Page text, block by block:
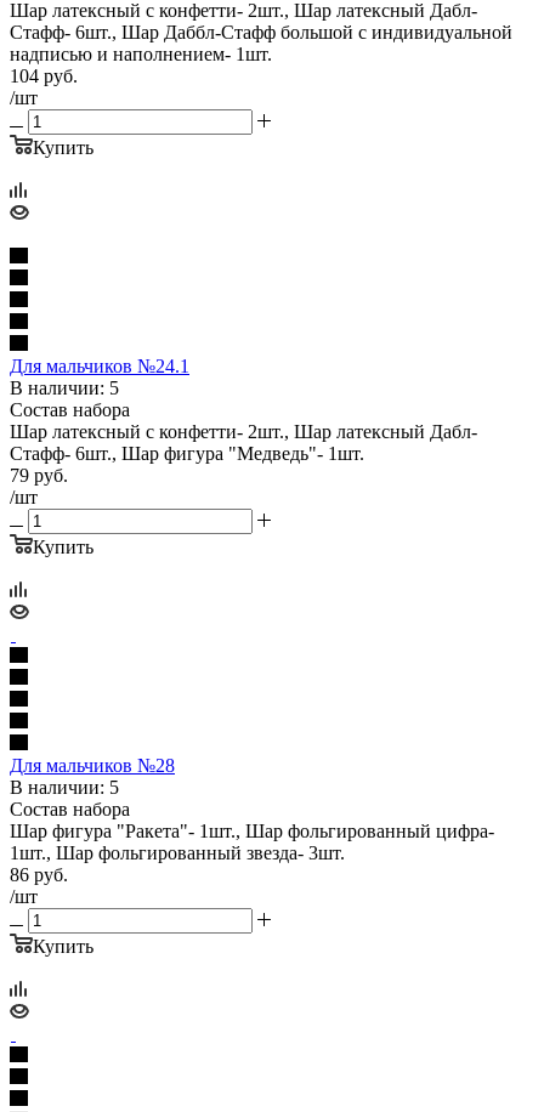
Шар латексный с конфетти- 2шт., Шар латексный Дабл-
Стафф- 6шт., Шар Даббл-Стафф большой с индивидуальной
надписью и наполнением- 1шт.
104 руб.
/шт
Купить
Для мальчиков №24.1
В наличии: 5
Состав набора
Шар латексный с конфетти- 2шт., Шар латексный Дабл-
Стафф- 6шт., Шар фигура "Медведь"- 1шт.
79 руб.
/шт
Купить
Для мальчиков №28
В наличии: 5
Состав набора
Шар фигура "Ракета"- 1шт., Шар фольгированный цифра-
1шт., Шар фольгированный звезда- 3шт.
86 руб.
/шт
Купить